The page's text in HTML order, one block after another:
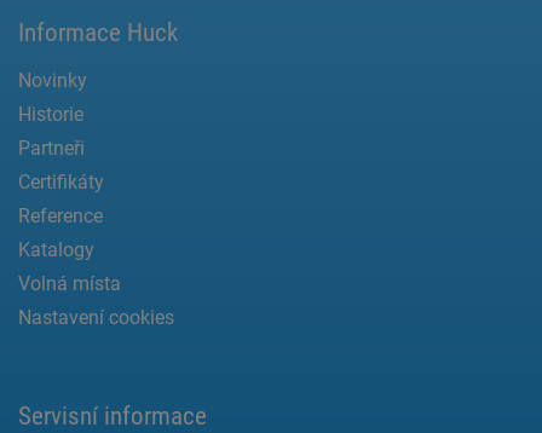
Informace Huck
Novinky
Historie
Partneři
Certifikáty
Reference
Katalogy
Volná místa
Nastavení cookies
Servisní informace